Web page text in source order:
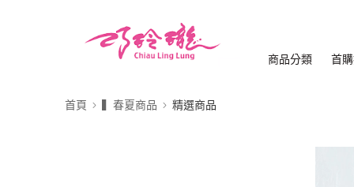
商品分類 首
首頁 ▍春夏商品 精選商品